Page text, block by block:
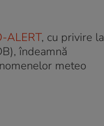
ALERT, cu privire la
îndeamnă
meteo